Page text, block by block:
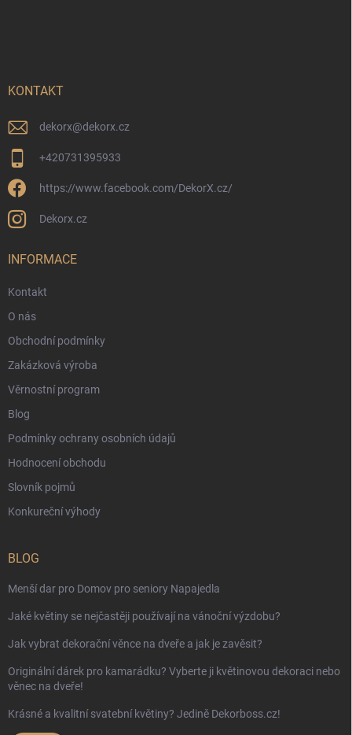
KONTAKT
dekorx@dekorx.cz
+420731395933
https://www.facebook.com/DekorX.cz/
Dekorx.cz
INFORMACE
Kontakt
O nás
Obchodní podmínky
Zakázková výroba
Věrnostní program
Blog
Podmínky ochrany osobních údajů
Hodnocení obchodu
Slovník pojmů
Konkureční výhody
BLOG
Menší dar pro Domov pro seniory Napajedla
Jaké květiny se nejčastěji používají na vánoční výzdobu?
Jak vybrat dekorační věnce na dveře a jak je zavěsit?
Originální dárek pro kamarádku? Vyberte ji květinovou dekoraci nebo
věnec na dveře!
Krásné a kvalitní svatební květiny? Jedině Dekorboss.cz!